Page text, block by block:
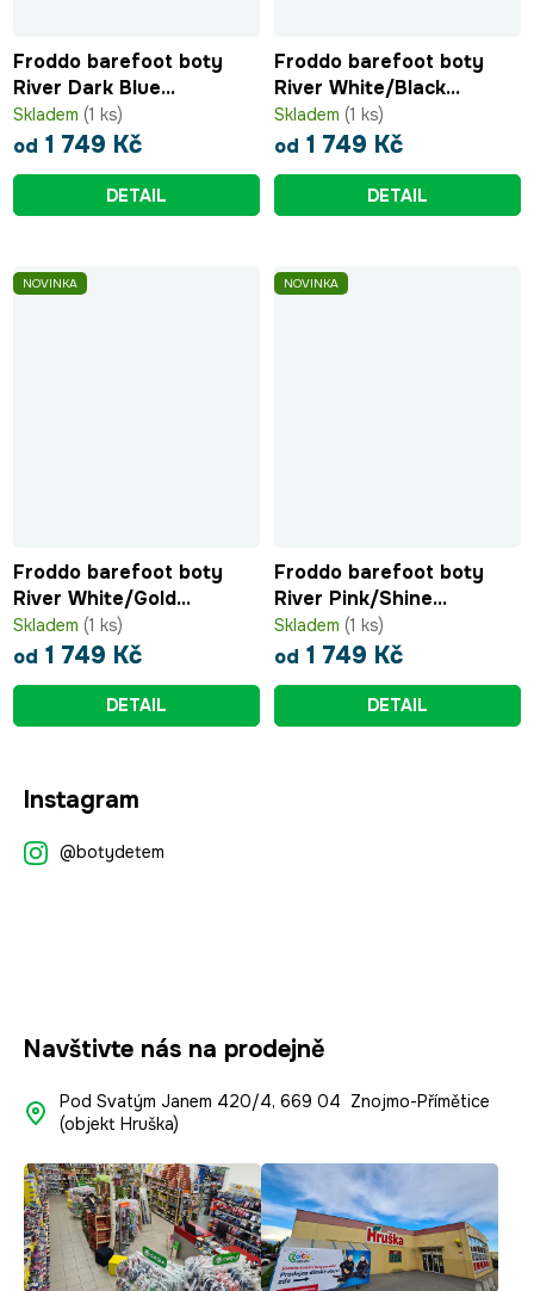
Froddo barefoot boty
River Dark Blue
G3130286
Skladem (1 ks)
od 1 749 Kč
DETAIL
Froddo barefoot boty
River White/Black
G3130286-3
Skladem (1 ks)
od 1 749 Kč
DETAIL
NOVINKA
Froddo barefoot boty
River White/Gold
G3130286-8
Skladem (1 ks)
od 1 749 Kč
DETAIL
NOVINKA
Froddo barefoot boty
River Pink/Shine
G3130286-5
Skladem (1 ks)
od 1 749 Kč
DETAIL
Instagram
@botydetem
Navštivte nás na prodejně
Pod Svatým Janem 420/4, 669 04 Znojmo-Přímětice
(objekt Hruška)